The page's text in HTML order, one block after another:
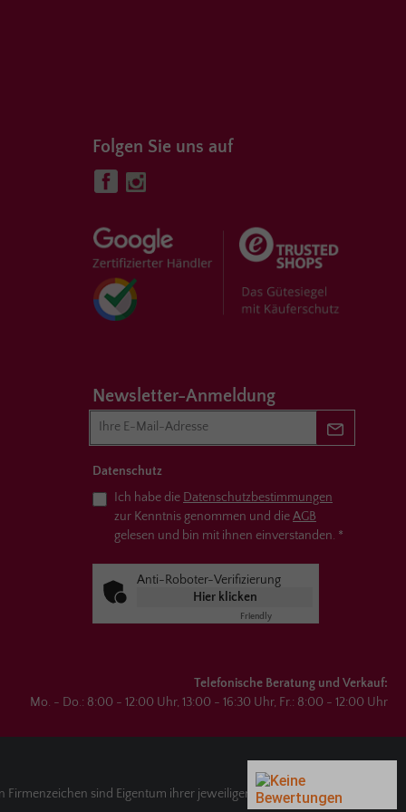
Folgen Sie uns auf
Newsletter-Anmeldung
Newsletter
Datenschutz
Ich habe die Datenschutzbestimmungen
zur Kenntnis genommen und dieAGB
gelesen und bin mit ihnen einverstanden. *
Anti-Roboter-Verifizierung
Hier klicken
Friendly
Telefonische Beratung und Verkauf:
Mo. - Do.: 8:00 - 12:00 Uhr, 13:00 - 16:30 Uhr, Fr.: 8:00 - 12:00 Uhr
sind Eigentum ihrer jeweiligen Besitzer.